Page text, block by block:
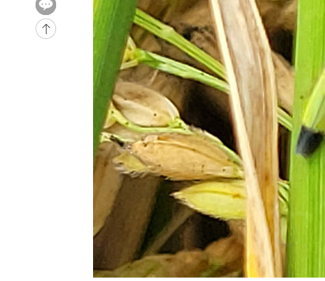
-24713초 전 >
이강인 ATM 입단식에 '상암벌 들썩'…"세계적인 선수 되길"
-23709초 전 >
태풍 돌핀, 중 저장성 타이저우시 해안에 상륙 (1보)
AT마드리드 데뷔 앞둔 이강인, 맨시티전 선발 대신 '벤치 시작'
[속보]與 강원·TK 당원투표 합산 김민석 48.54%로 승리…
與 강원·TK 당원투표 합산 김민석 46.01%로 승리…정청래
[속보]與전대 권리당원투표…강원·경북 김민석, 대구 정청래
[속보]與 당대표 경선, 경북 권리당원 투표 김민석 47.37%·정
[속보]與 당대표 경선, 대구 권리당원 투표 정청래 47.82%·김
[속보]與 당대표 경선, 강원 권리당원 투표 김민석 승리
"일본축구협회, 대한축구협회 성 접대 의혹 심판 조사"
[속보]장은수, KLPGA 제주삼다수 역전 우승…데뷔 10년 차에
"얼마나 더웠으면"…안동 물길공원서 헤엄친 구렁이 '소동'
손흥민, 68분 뛰고 2경기 침묵…LAFC, 톨루카에 1-0 승리(종합)
'2경기 연속 침묵' 손흥민, 톨루카전 68분만 뛰고 슈팅 0개
이강인, 오늘 서울서 AT마드리드 입단식…'전례 없는 특급대